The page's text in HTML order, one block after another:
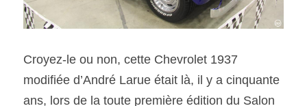
Croyez-le ou non, cette Chevrolet 1937
modifiée d’André Larue était là, il y a cinquante
ans, lors de la toute première édition du Salon